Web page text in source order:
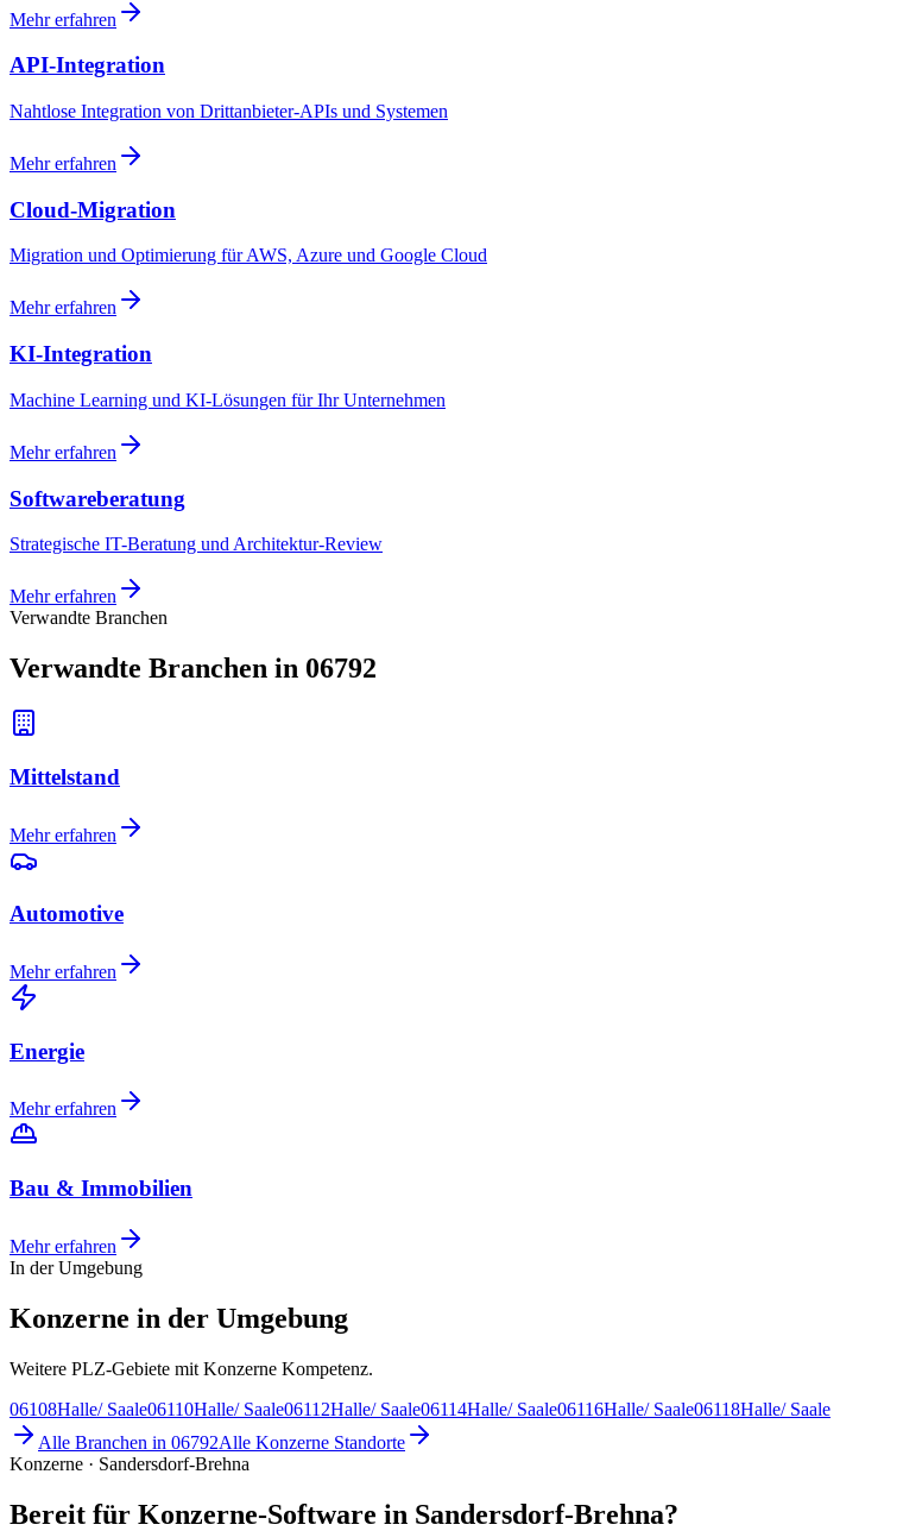
Mehr erfahren
API-Integration
Nahtlose Integration von Drittanbieter-APIs und Systemen
Mehr erfahren
Cloud-Migration
Migration und Optimierung für AWS, Azure und Google Cloud
Mehr erfahren
KI-Integration
Machine Learning und KI-Lösungen für Ihr Unternehmen
Mehr erfahren
Softwareberatung
Strategische IT-Beratung und Architektur-Review
Mehr erfahren
Verwandte Branchen
Verwandte Branchen in 06792
Mittelstand
Mehr erfahren
Automotive
Mehr erfahren
Energie
Mehr erfahren
Bau & Immobilien
Mehr erfahren
In der Umgebung
Konzerne in der Umgebung
Weitere PLZ-Gebiete mit Konzerne Kompetenz.
06108Halle/ Saale06110Halle/ Saale06112Halle/ Saale06114Halle/ Saale06116Halle/ Saale06118Halle/ Saale
Alle Branchen in 06792Alle Konzerne Standorte
Konzerne · Sandersdorf-Brehna
Bereit für Konzerne-Software in Sandersdorf-Brehna?